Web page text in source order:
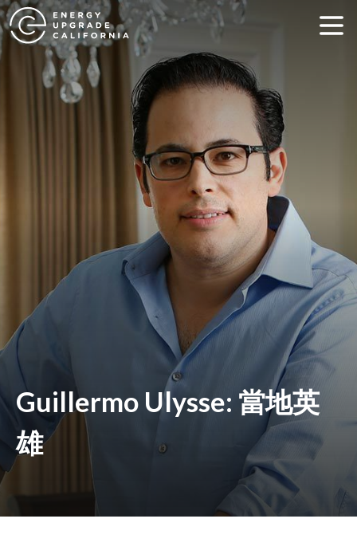
Guillermo Ulysse: 當地英
雄